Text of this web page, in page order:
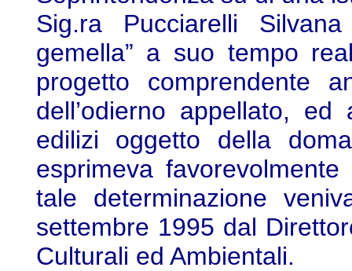
Sig.ra Pucciarelli
gemella” a suo tempo
progetto comprendente
dell’odierno appellato,
edilizi oggetto della
esprimeva
tale determinazione
settembre 1995 dal
Culturali ed Ambientali.